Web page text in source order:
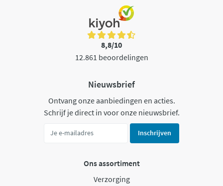
8,8/10
12.861 beoordelingen
Nieuwsbrief
Ontvang onze aanbiedingen en acties.
Schrijf je direct in voor onze nieuwsbrief.
Inschrijven
Ons assortiment
Verzorging